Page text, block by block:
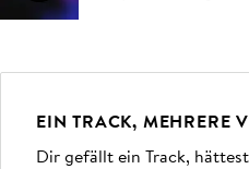
EIN TRACK, MEHRERE
Dir gefällt ein Track,